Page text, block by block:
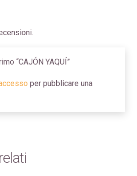
“CAJÓN YAQUÍ”
per pubblicare una